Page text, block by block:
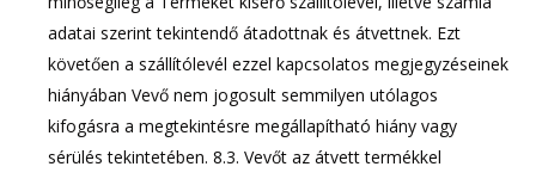
adatai szerint tekintendő átadottnak és átvettnek. Ezt
követően a szállítólevél ezzel kapcsolatos megjegyzéseinek
hiányában Vevő nem jogosult semmilyen utólagos
kifogásra a megtekintésre megállapítható hiány vagy
sérülés tekintetében. 8.3. Vevőt az átvett termékkel